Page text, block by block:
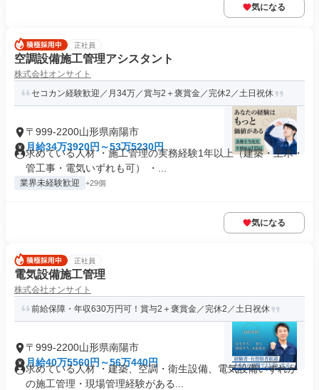
気になる
正社員
空調設備施工管理アシスタント
株式会社オンサイト
セコカン経験歓迎／月34万／賞与2＋褒賞金／完休2／土日祝休
〒999-2200山形県南陽市
月給34万3920円～53万5230円
求めている人材 ・施工管理の実務経験1年以上（建築・土木・
管工事・電気いずれも可） ・...
業界未経験歓迎 +29個
気になる
正社員
電気設備施工管理
株式会社オンサイト
前給保障・年収630万円可！賞与2＋褒賞金／完休2／土日祝休
〒999-2200山形県南陽市
月給40万5560円～56万440円
求めている人材 ・建築、空調・衛生設備、電気設備いずれか
の施工管理・現場管理経験がある...